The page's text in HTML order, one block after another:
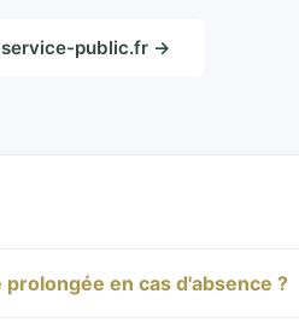
service-public.fr →
en cas d'absence ?